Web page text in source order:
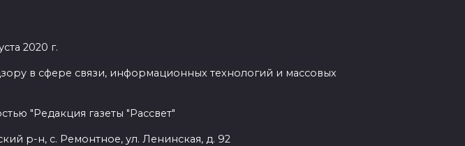
2020 г.
в сфере связи, информационных технологий и массовых
"Редакция газеты "Рассвет"
р-н, с. Ремонтное, ул. Ленинская, д. 92